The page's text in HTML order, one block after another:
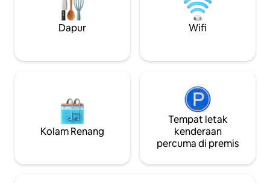
melihat bintang dalam kegelapan alpine.
Dapur Wifi
Kolam Renang
Tempat letak
kenderaan
percuma di premis